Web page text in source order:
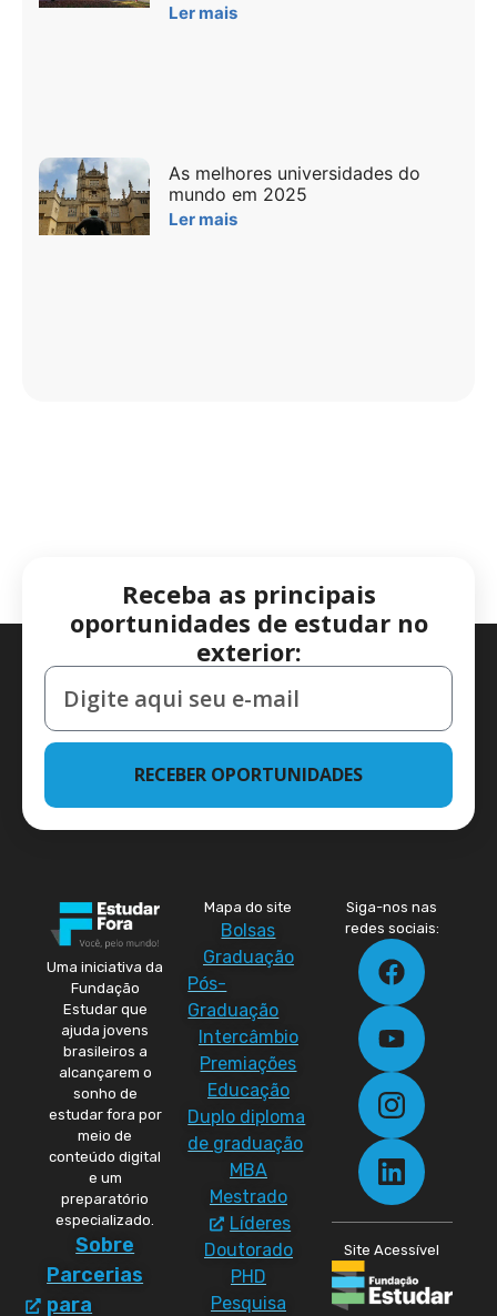
Ler mais
As melhores universidades do
mundo em 2025
Ler mais
Receba as principais
oportunidades de estudar no
exterior:
RECEBER OPORTUNIDADES
Uma iniciativa da
Fundação
Estudar que
ajuda jovens
brasileiros a
alcançarem o
sonho de
estudar fora por
meio de
conteúdo digital
e um
preparatório
especializado.
Sobre
Parcerias
para
Mapa do site
Bolsas
Graduação
Pós-
Graduação
Intercâmbio
Premiações
Educação
Duplo diploma
de graduação
MBA
Mestrado
Líderes
Doutorado
PHD
Pesquisa
Siga-nos nas
redes sociais:
Site Acessível